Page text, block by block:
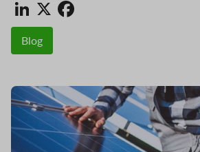
LinkedIn
X
Blog